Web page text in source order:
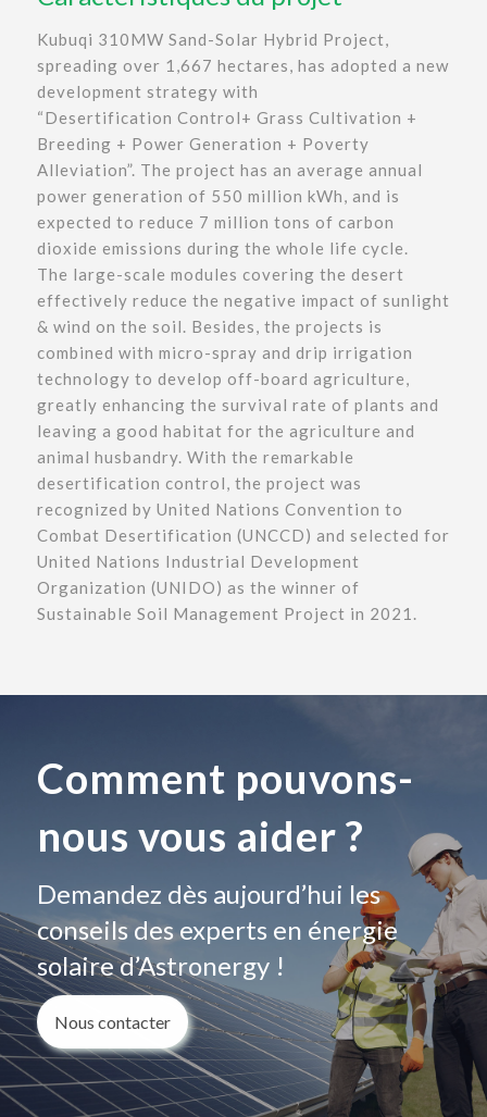
Kubuqi 310MW Sand-Solar Hybrid Project,
spreading over 1,667 hectares, has adopted a new
development strategy with
“Desertification Control+ Grass Cultivation +
Breeding + Power Generation + Poverty
Alleviation”. The project has an average annual
power generation of 550 million kWh, and is
expected to reduce 7 million tons of carbon
dioxide emissions during the whole life cycle.
The large-scale modules covering the desert
effectively reduce the negative impact of sunlight
& wind on the soil. Besides, the projects is
combined with micro-spray and drip irrigation
technology to develop off-board agriculture,
greatly enhancing the survival rate of plants and
leaving a good habitat for the agriculture and
animal husbandry. With the remarkable
desertification control, the project was
recognized by United Nations Convention to
Combat Desertification (UNCCD) and selected for
United Nations Industrial Development
Organization (UNIDO) as the winner of
Sustainable Soil Management Project in 2021.
Comment pouvons-
nous vous aider ?
Demandez dès aujourd’hui les
conseils des experts en énergie
solaire d’Astronergy !
Nous contacter